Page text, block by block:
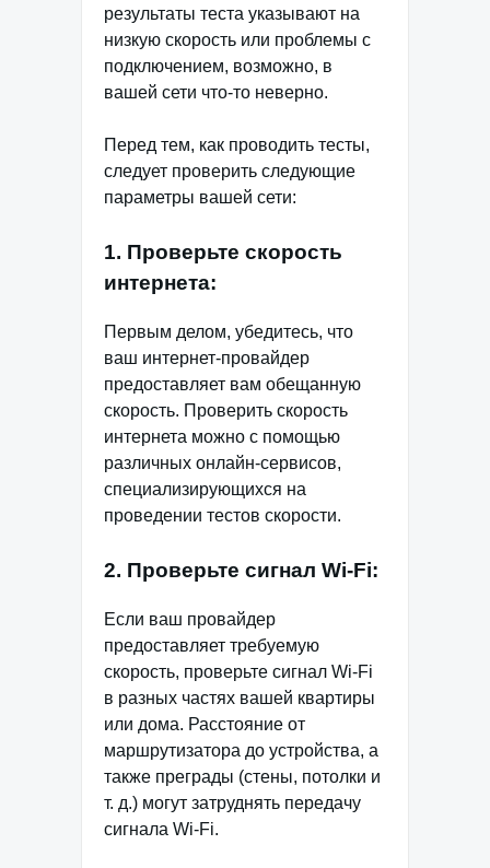
результаты теста указывают на
низкую скорость или проблемы с
подключением, возможно, в
вашей сети что-то неверно.
Перед тем, как проводить тесты,
следует проверить следующие
параметры вашей сети:
1. Проверьте скорость
интернета:
Первым делом, убедитесь, что
ваш интернет-провайдер
предоставляет вам обещанную
скорость. Проверить скорость
интернета можно с помощью
различных онлайн-сервисов,
специализирующихся на
проведении тестов скорости.
2. Проверьте сигнал Wi-Fi:
Если ваш провайдер
предоставляет требуемую
скорость, проверьте сигнал Wi-Fi
в разных частях вашей квартиры
или дома. Расстояние от
маршрутизатора до устройства, а
также преграды (стены, потолки и
т. д.) могут затруднять передачу
сигнала Wi-Fi.